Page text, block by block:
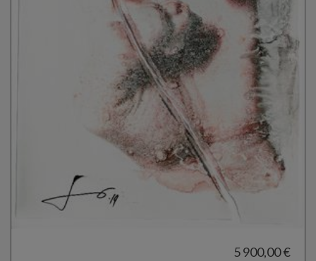
5 900,00 €